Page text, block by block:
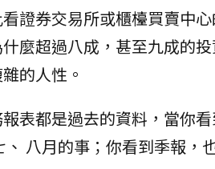
證券交易所或櫃檯買賣中
麼超過八成，甚至九成的
的人性。
表都是過去的資料，當你
八月的事；你看到季報，